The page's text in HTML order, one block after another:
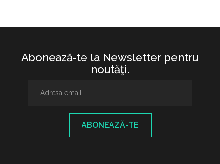
Abonează-te la Newsletter pentru
noutăţi.
ABONEAZĂ-TE